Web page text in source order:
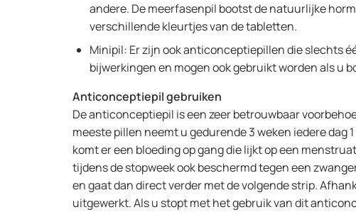
andere. De meerfasenpil bootst de natuurlijke
verschillende kleurtjes van de tabletten.
Minipil: Er zijn ook anticonceptiepillen die slechts
bijwerkingen en mogen ook gebruikt worden als u
Anticonceptiepil gebruiken
De anticonceptiepil is een zeer betrouwbaar
meeste pillen neemt u gedurende 3 weken iedere dag
komt er een bloeding op gang die lijkt op een
tijdens de stopweek ook beschermd tegen een
en gaat dan direct verder met de volgende strip.
uitgewerkt. Als u stopt met het gebruik van dit